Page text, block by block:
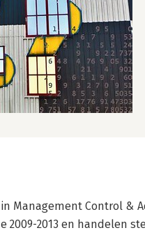
Management Control &
2013 en handelen